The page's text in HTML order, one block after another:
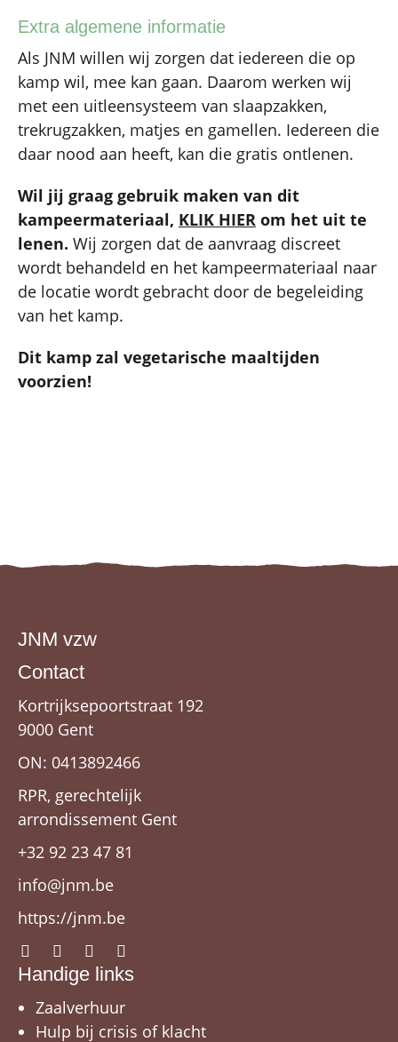
Extra algemene informatie
Als JNM willen wij zorgen dat iedereen die op
kamp wil, mee kan gaan. Daarom werken wij
met een uitleensysteem van slaapzakken,
trekrugzakken, matjes en gamellen. Iedereen die
daar nood aan heeft, kan die gratis ontlenen.
Wil jij graag gebruik maken van dit
kampeermateriaal, KLIK HIER om het uit te
lenen. Wij zorgen dat de aanvraag discreet
wordt behandeld en het kampeermateriaal naar
de locatie wordt gebracht door de begeleiding
van het kamp.
Dit kamp zal vegetarische maaltijden
voorzien!
JNM vzw
Contact
Kortrijksepoortstraat 192
9000 Gent
ON: 0413892466
RPR, gerechtelijk
arrondissement Gent
+32 92 23 47 81
info@jnm.be
https://jnm.be
Handige links
Zaalverhuur
Hulp bij crisis of klacht